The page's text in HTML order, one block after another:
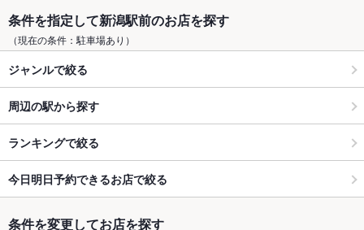
条件を指定して新潟駅前のお店を探す
（現在の条件：駐車場あり）
ジャンルで絞る
周辺の駅から探す
ランキングで絞る
今日明日予約できるお店で絞る
条件を変更してお店を探す